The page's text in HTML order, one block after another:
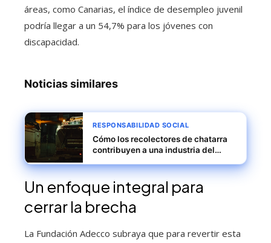
áreas, como Canarias, el índice de desempleo juvenil
podría llegar a un 54,7% para los jóvenes con
discapacidad.
Noticias similares
RESPONSABILIDAD SOCIAL
Cómo los recolectores de chatarra
contribuyen a una industria del
Un enfoque integral para
cerrar la brecha
La Fundación Adecco subraya que para revertir esta